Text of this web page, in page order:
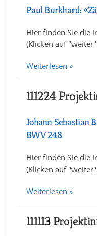
Paul Burkhard:
Hier finden Sie die
(Klicken auf
Weiterlesen »
111224
Johann Sebastian
BWV 248
Hier finden Sie die
(Klicken auf
Weiterlesen »
111113